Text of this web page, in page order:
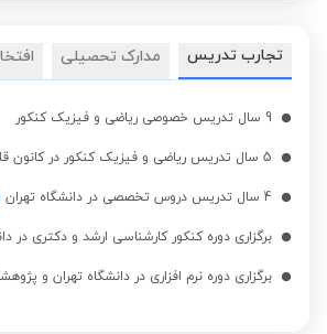
فیزیک دهم (علوم
تجربی)
فیزیک یازدهم (علوم
هندسه یازدهم
تجارب تدریس مدارک تحصیلی
9 سال تدریس خصوصی ریاضی و فیزیک کنکور
5 سال تدریس ریاضی و فیزیک کنکور در کانون قلمچی
4 سال تدریس دروس تخصصی در دانشگاه تهران
برگزاری دوره کنکور کارشناسی ارشد و دکتری در
برگزاری دوره نرم افزاری در دانشگاه تهران و